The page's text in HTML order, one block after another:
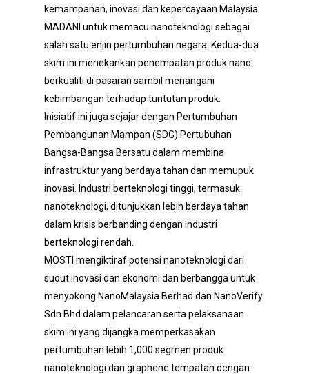
kemampanan, inovasi dan kepercayaan Malaysia
MADANI untuk memacu nanoteknologi sebagai
salah satu enjin pertumbuhan negara. Kedua-dua
skim ini menekankan penempatan produk nano
berkualiti di pasaran sambil menangani
kebimbangan terhadap tuntutan produk.
Inisiatif ini juga sejajar dengan Pertumbuhan
Pembangunan Mampan (SDG) Pertubuhan
Bangsa-Bangsa Bersatu dalam membina
infrastruktur yang berdaya tahan dan memupuk
inovasi. Industri berteknologi tinggi, termasuk
nanoteknologi, ditunjukkan lebih berdaya tahan
dalam krisis berbanding dengan industri
berteknologi rendah.
MOSTI mengiktiraf potensi nanoteknologi dari
sudut inovasi dan ekonomi dan berbangga untuk
menyokong NanoMalaysia Berhad dan NanoVerify
Sdn Bhd dalam pelancaran serta pelaksanaan
skim ini yang dijangka memperkasakan
pertumbuhan lebih 1,000 segmen produk
nanoteknologi dan graphene tempatan dengan